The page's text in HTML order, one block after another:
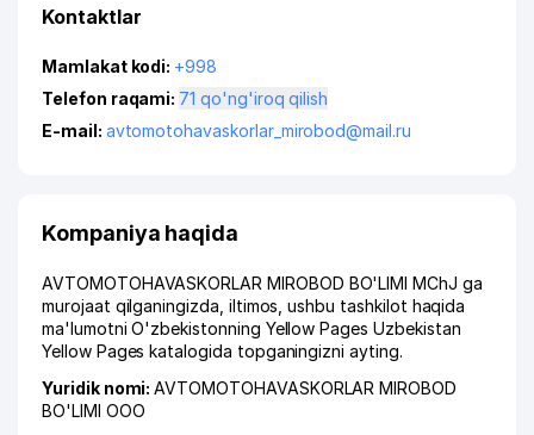
Kontaktlar
Mamlakat kodi: +998
Telefon raqami:
71 qo'ng'iroq qilish
E-mail: avtomotohavaskorlar_mirobod@mail.ru
Kompaniya haqida
AVTOMOTOHAVASKORLAR MIROBOD BO'LIMI MChJ ga
murojaat qilganingizda, iltimos, ushbu tashkilot haqida
ma'lumotni O'zbekistonning Yellow Pages Uzbekistan
Yellow Pages katalogida topganingizni ayting.
Yuridik nomi:AVTOMOTOHAVASKORLAR MIROBOD
BO'LIMI ООО